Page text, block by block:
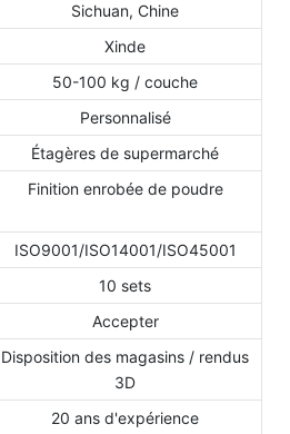
Sichuan, Chine
Xinde
50-100 kg / couche
Personnalisé
Étagères de supermarché
Finition enrobée de poudre
ISO9001/ISO14001/ISO45001
10 sets
Accepter
Disposition des magasins / rendus
3D
20 ans d'expérience